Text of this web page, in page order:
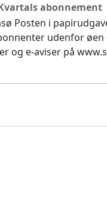
abonnement
Posten i
udenfor
og e-aviser på